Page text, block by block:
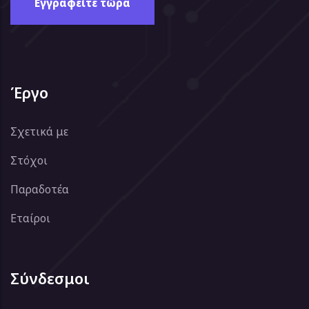
Έργο
Σχετικά με
Στόχοι
Παραδοτέα
Εταίροι
Σύνδεσμοι